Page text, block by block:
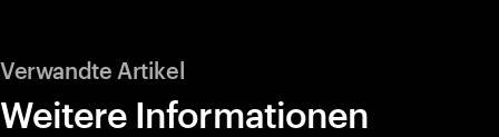
Verwandte Artikel
Weitere Informationen